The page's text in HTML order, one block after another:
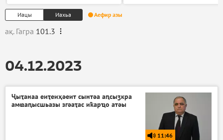
Иацы Иахьа Аефир азы
ақ. Гагра 101.3
04.12.2023
Ҷыҭанаа еиҭеиҳәеит сынтәа аԥсыӡкра
амҩаԥысшьазы згәаҭас иҟарҵо атәы
11:46